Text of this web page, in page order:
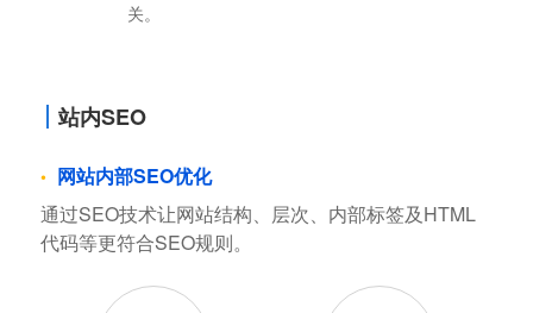
关。
站内SEO
网站内部SEO优化
通过SEO技术让网站结构、层次、内部标签及HTML
代码等更符合SEO规则。